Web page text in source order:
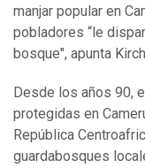
manjar popular en
pobladores “le
bosque", apunta
Desde los años 90,
protegidas en
República
guardabosques